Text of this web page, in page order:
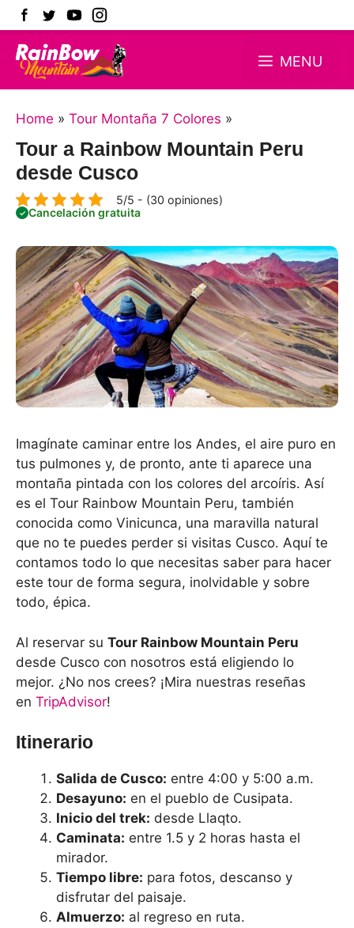
Skip
content
MENU
Home » Tour Montaña 7 Colores »
Tour a Rainbow Mountain Peru
desde Cusco
5/5 - (30 opiniones)
✓ Cancelación gratuita
Imagínate caminar entre los Andes, el aire puro en
tus pulmones y, de pronto, ante ti aparece una
montaña pintada con los colores del arcoíris. Así
es el Tour Rainbow Mountain Peru, también
conocida como Vinicunca, una maravilla natural
que no te puedes perder si visitas Cusco. Aquí te
contamos todo lo que necesitas saber para hacer
este tour de forma segura, inolvidable y sobre
todo, épica.
Al reservar su Tour Rainbow Mountain Peru
desde Cusco con nosotros está eligiendo lo
mejor. ¿No nos crees? ¡Mira nuestras reseñas
en TripAdvisor!
Itinerario
Salida de Cusco: entre 4:00 y 5:00 a.m.
Desayuno: en el pueblo de Cusipata.
Inicio del trek: desde Llaqto.
Caminata: entre 1.5 y 2 horas hasta el
mirador.
Tiempo libre: para fotos, descanso y
disfrutar del paisaje.
Almuerzo: al regreso en ruta.